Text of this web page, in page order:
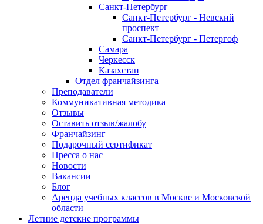
Санкт-Петербург
Санкт-Петербург - Невский
проспект
Санкт-Петербург - Петергоф
Самара
Черкесск
Казахстан
Отдел франчайзинга
Преподаватели
Коммуникативная методика
Отзывы
Оставить отзыв/жалобу
Франчайзинг
Подарочный сертификат
Пресса о нас
Новости
Вакансии
Блог
Аренда учебных классов в Москве и Московской
области
Летние детские программы